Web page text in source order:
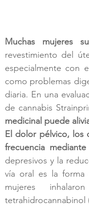
Muchas mujeres
revestimiento del
especialmente con
como problemas
diaria. En una
de cannabis
medicinal puede
El dolor pélvico, los
frecuencia
depresivos y la
vía oral es la forma
mujeres
tetrahidrocannabinol